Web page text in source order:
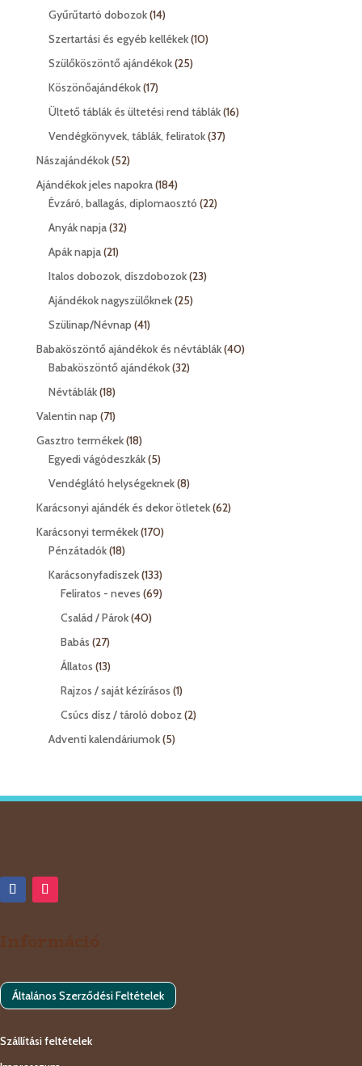
termék
Gyűrűtartó dobozok 1414
termék
Szertartási és egyéb kellékek 1010
Szülőköszöntő ajándékok 2525
Köszönőajándékok 1717
termék
Ültető táblák és ültetési rend táblák 1616
Vendégkönyvek, táblák, feliratok 3737
Nászajándékok 5252
termék
Ajándékok jeles napokra 184184
termék
Évzáró, ballagás, diplomaosztó 2222
Anyák napja 3232
Apák napja 2121
termék
Italos dobozok, díszdobozok 2323
Ajándékok nagyszülőknek 2525
Szülinap/Névnap 4141
termék
Babaköszöntő ajándékok és névtáblák 4040
Babaköszöntő ajándékok 3232
Névtáblák 1818
termék
Valentin nap 7171
termék
Gasztro termékek 1818
termék
Egyedi vágódeszkák 55
termék
Vendéglátó helységeknek 88
termék
Karácsonyi ajándék és dekor ötletek 6262
Karácsonyi termékek 170170
Pénzátadók 1818
termék
Karácsonyfadíszek 133133
termék
Feliratos - neves 6969
Család / Párok 4040
Babás 2727
termék
Állatos 1313
termék
Rajzos / saját kézírásos 11
termék
Csúcs dísz / tároló doboz 22
Adventi kalendáriumok 55
Információ
Általános Szerződési Feltételek
Szállítási feltételek